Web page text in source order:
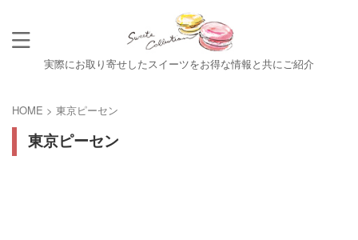
実際にお取り寄せしたスイーツをお得な情報と共にご紹介
HOME > 東京ピーセン
東京ピーセン